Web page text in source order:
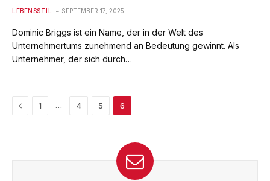
LEBENSSTIL SEPTEMBER 17, 2025
Dominic Briggs ist ein Name, der in der Welt des
Unternehmertums zunehmend an Bedeutung gewinnt. Als
Unternehmer, der sich durch…
Previous
1 … 4 5 6